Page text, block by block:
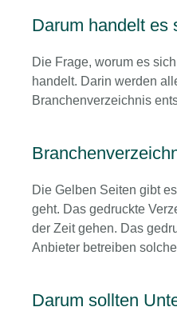
Darum handelt es
Die Frage, worum es
handelt. Darin werden
Branchenverzeichnis
Die Gelben Seiten gibt
geht. Das gedruckte
der Zeit gehen. Das
Anbieter betreiben
Darum sollten